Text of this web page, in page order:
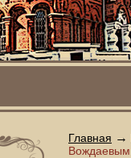
Главная →
Вождаевым